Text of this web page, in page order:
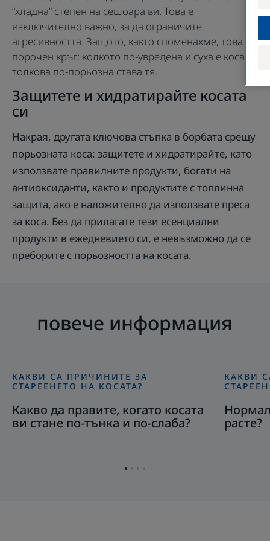
“хладна” степен на сешоара ви. Това е
изключително важно, за да ограничите
агресивността. Защото, както споменахме, това е
порочен кръг: колкото по-увредена и суха е косата,
толкова по-порьозна става тя.
Защитете и хидратирайте косата
си
Накрая, другата ключова стъпка в борбата срещу
порьозната коса: защитете и хидратирайте, като
използвате правилните продукти, богати на
антиоксиданти, както и продуктите с топлинна
защита, ако е наложително да използвате преса
за коса. Без да прилагате тези есенциални
продукти в ежедневието си, е невъзможно да се
преборите с порьозността на косата.
повече информация
Открийте
да
правите,
КАКВИ СА ПРИЧИНИТЕ ЗА
СТАРЕЕНЕТО НА КОСАТА?
Какво да правите, когато косата
ви стане по-тънка и по-слаба?
Открийте
ли
е
КАКВИ
расте?
Отидете
Отидете
Отидете
Отидете